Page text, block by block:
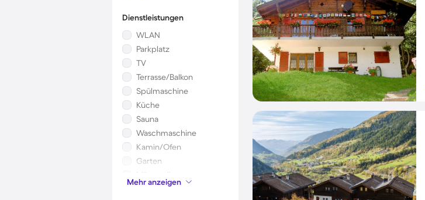
Dienstleistungen
WLAN
Parkplatz
TV
Terrasse/Balkon
Spülmaschine
Küche
Sauna
Waschmaschine
Kamin/Ofen
Garten
Mikrowelle
Kinderbett
Mehr anzeigen